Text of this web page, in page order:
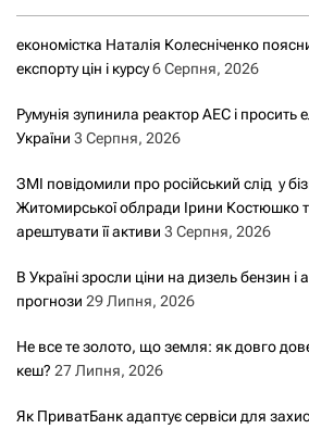
економістка Наталія Колесніченко
експорту цін і курсу6 Серпня, 2026
Румунія зупинила реактор АЕС і просить
України 3 Серпня, 2026
ЗМІ повідомили про російський слід у
Житомирської облради Ірини Костюшко
арештувати її активи 3 Серпня, 2026
В Україні зросли ціни на дизель бензин і
прогнози 29 Липня, 2026
Не все те золото, що земля: як довго
кеш? 27 Липня, 2026
Як ПриватБанк адаптує сервіси для